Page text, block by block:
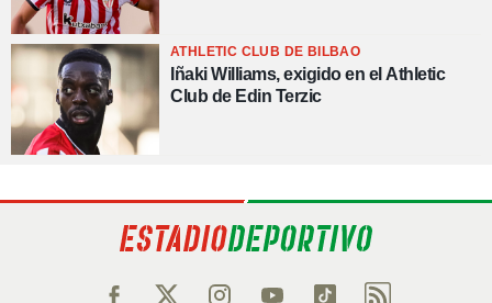
ATHLETIC CLUB DE BILBAO
Iñaki Williams, exigido en el Athletic
Club de Edin Terzic